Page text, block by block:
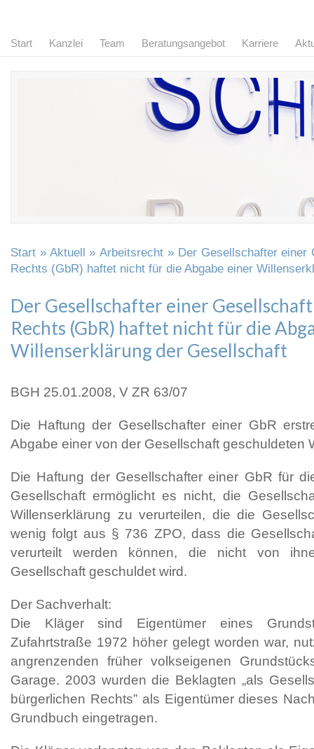
Start Kanzlei Team Beratungsangebot Karriere
Start » Aktuell »Arbeitsrecht » Der Gesellschafter einer
Rechts (GbR) haftet nicht für die Abgabe einer
Der Gesellschafter einer
Rechts (GbR) haftet nicht für die
Willenserklärung der Gesellschaft
BGH 25.01.2008, V ZR 63/07
Die Haftung der Gesellschafter einer GbR
Abgabe einer von der Gesellschaft geschuldeten
Die Haftung der Gesellschafter einer GbR für
Gesellschaft ermöglicht es nicht, die
Willenserklärung zu verurteilen, die die
wenig folgt aus § 736 ZPO, dass die
verurteilt werden können, die nicht von
Gesellschaft geschuldet wird.
Der Sachverhalt:
Die Kläger sind Eigentümer eines
Zufahrtstraße 1972 höher gelegt worden war,
angrenzenden früher volkseigenen
Garage. 2003 wurden die Beklagten „als
bürgerlichen Rechts” als Eigentümer dieses
Grundbuch eingetragen.